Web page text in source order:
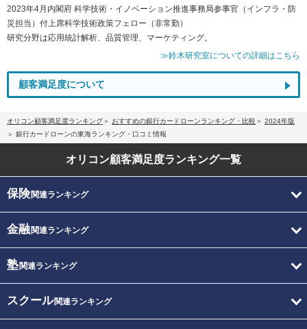
2023年4月内閣府 科学技術・イノベーション推進事務局参事官（インフラ・防
災担当）付上席科学技術政策フェロー（非常勤）
研究分野は応用統計解析、品質管理、マーケティング。
≫鈴木研究室についての詳細はこちら
顧客満足度について
オリコン顧客満足度ランキング おすすめの銀行カードローンランキング・比較
2024年版
銀行カードローンの東海ランキング・口コミ情報
オリコン顧客満足度ランキング一覧
保険関連ランキング
金融関連ランキング
塾関連ランキング
スクール関連ランキング